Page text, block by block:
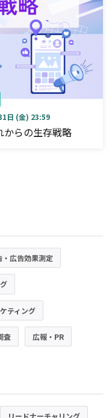
日 (金) 23:59
からの生存戦略
広告効果測定
ティング
査 広報・PR
リードナーチャリング